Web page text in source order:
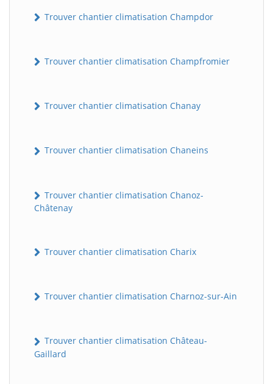
Trouver chantier climatisation Champdor
Trouver chantier climatisation Champfromier
Trouver chantier climatisation Chanay
Trouver chantier climatisation Chaneins
Trouver chantier climatisation Chanoz-
Châtenay
Trouver chantier climatisation Charix
Trouver chantier climatisation Charnoz-sur-Ain
Trouver chantier climatisation Château-
Gaillard